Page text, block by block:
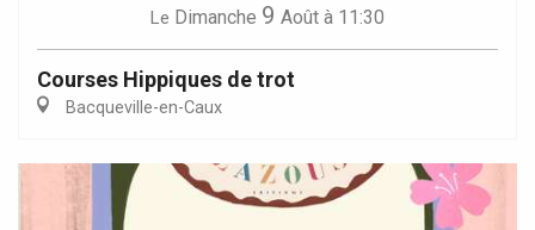
Le Dimanche 9 Août à 11:30
Courses Hippiques de trot
Bacqueville-en-Caux